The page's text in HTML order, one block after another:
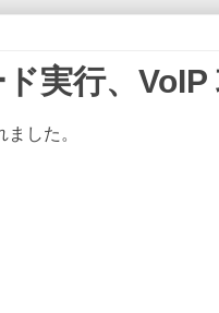
実行、VoIP
した。